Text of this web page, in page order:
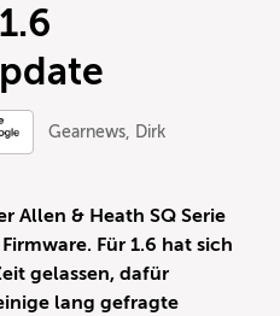
Gearnews, Dirk
Allen & Heath SQ Serie
Für 1.6 hat sich
gelassen, dafür
lang gefragte